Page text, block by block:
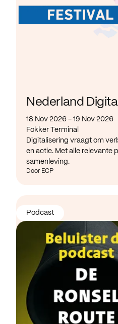
Nederland
18 Nov 2026 - 19 Nov 2026
Fokker Terminal
Digitalisering vraagt om
en actie. Met alle relevante
samenleving.
Door ECP
Podcast